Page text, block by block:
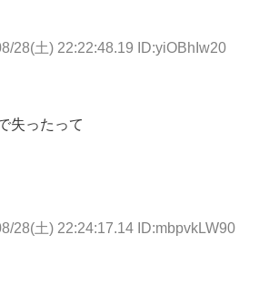
28(土) 22:22:48.19 ID:yiOBhIw20
失ったって
28(土) 22:24:17.14 ID:mbpvkLW90